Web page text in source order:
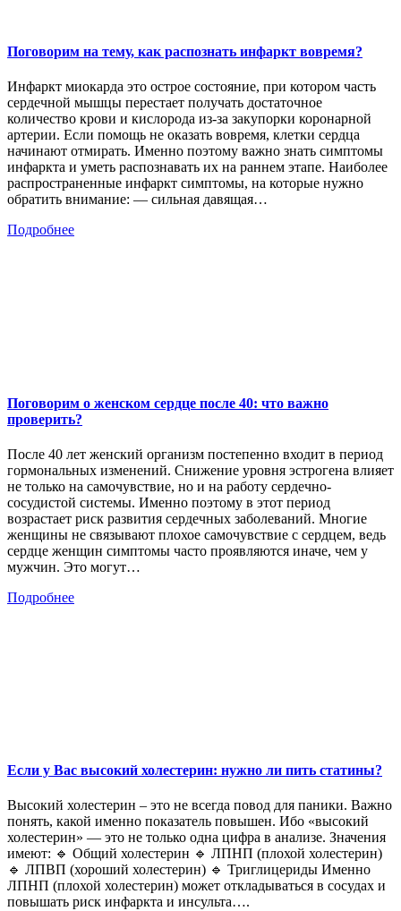
Поговорим на тему, как распознать инфаркт вовремя?
Инфаркт миокарда это острое состояние, при котором часть
сердечной мышцы перестает получать достаточное
количество крови и кислорода из-за закупорки коронарной
артерии. Если помощь не оказать вовремя, клетки сердца
начинают отмирать. Именно поэтому важно знать симптомы
инфаркта и уметь распознавать их на раннем этапе. Наиболее
распространенные инфаркт симптомы, на которые нужно
обратить внимание: — сильная давящая…
Подробнее
Поговорим о женском сердце после 40: что важно
проверить?
После 40 лет женский организм постепенно входит в период
гормональных изменений. Снижение уровня эстрогена влияет
не только на самочувствие, но и на работу сердечно-
сосудистой системы. Именно поэтому в этот период
возрастает риск развития сердечных заболеваний. Многие
женщины не связывают плохое самочувствие с сердцем, ведь
сердце женщин симптомы часто проявляются иначе, чем у
мужчин. Это могут…
Подробнее
Если у Вас высокий холестерин: нужно ли пить статины?
Высокий холестерин – это не всегда повод для паники. Важно
понять, какой именно показатель повышен. Ибо «высокий
холестерин» — это не только одна цифра в анализе. Значения
имеют: 🔹 Общий холестерин 🔹 ЛПНП (плохой холестерин)
🔹 ЛПВП (хороший холестерин) 🔹 Триглицериды Именно
ЛПНП (плохой холестерин) может откладываться в сосудах и
повышать риск инфаркта и инсульта….